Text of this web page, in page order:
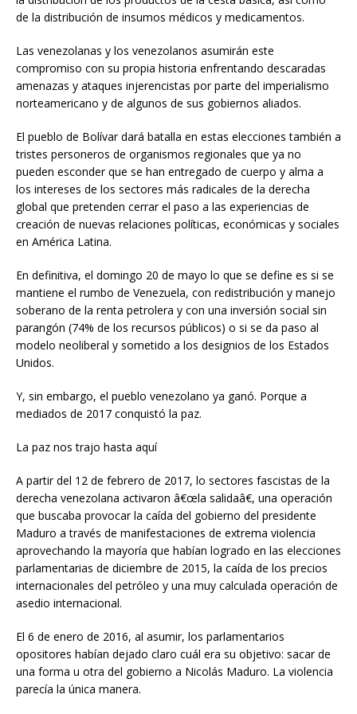
de la distribución de insumos médicos y medicamentos.
Las venezolanas y los venezolanos asumirán este
compromiso con su propia historia enfrentando descaradas
amenazas y ataques injerencistas por parte del imperialismo
norteamericano y de algunos de sus gobiernos aliados.
El pueblo de Bolívar dará batalla en estas elecciones también a
tristes personeros de organismos regionales que ya no
pueden esconder que se han entregado de cuerpo y alma a
los intereses de los sectores más radicales de la derecha
global que pretenden cerrar el paso a las experiencias de
creación de nuevas relaciones políticas, económicas y sociales
en América Latina.
En definitiva, el domingo 20 de mayo lo que se define es si se
mantiene el rumbo de Venezuela, con redistribución y manejo
soberano de la renta petrolera y con una inversión social sin
parangón (74% de los recursos públicos) o si se da paso al
modelo neoliberal y sometido a los designios de los Estados
Unidos.
Y, sin embargo, el pueblo venezolano ya ganó. Porque a
mediados de 2017 conquistó la paz.
La paz nos trajo hasta aquí
A partir del 12 de febrero de 2017, lo sectores fascistas de la
derecha venezolana activaron â€œla salidaâ€, una operación
que buscaba provocar la caída del gobierno del presidente
Maduro a través de manifestaciones de extrema violencia
aprovechando la mayoría que habían logrado en las elecciones
parlamentarias de diciembre de 2015, la caída de los precios
internacionales del petróleo y una muy calculada operación de
asedio internacional.
El 6 de enero de 2016, al asumir, los parlamentarios
opositores habían dejado claro cuál era su objetivo: sacar de
una forma u otra del gobierno a Nicolás Maduro. La violencia
parecía la única manera.